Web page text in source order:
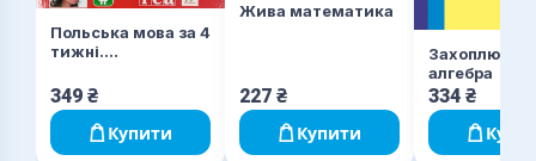
Польська мова за 4
тижні.
польської мови
349 ₴
Купити
Жива математика
227 ₴
Купити
Захоплююча
алгебра
334 ₴